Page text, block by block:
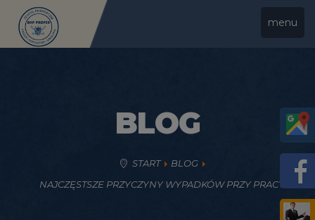
menu
BLOG
START
BLOG
NAJCZĘSTSZE PRZYCZYNY WYPADKÓW PRZY PRACY